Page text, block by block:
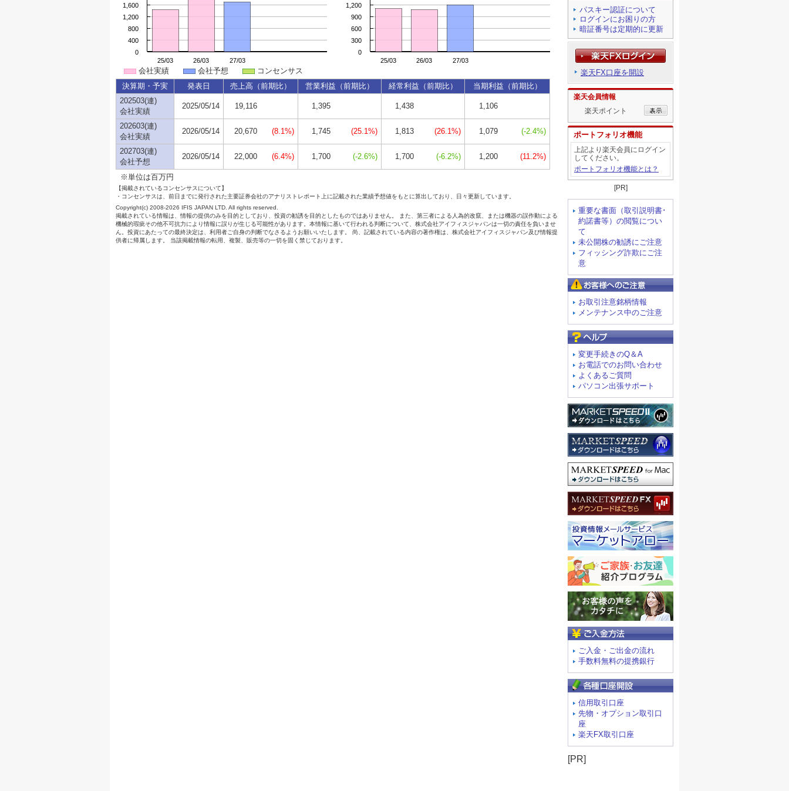
パスキー認証について
ログインにお困りの方
暗証番号は定期的に更新
楽天FX口座を開設
楽天会員情報
楽天ポイント
ポートフォリオ機能
上記より楽天会員にログイン
してください。
ポートフォリオ機能とは？
[PR]
重要な書面（取引説明書･
約諾書等）の閲覧につい
て
未公開株の勧誘にご注意
フィッシング詐欺にご注
意
お取引注意銘柄情報
メンテナンス中のご注意
変更手続きのQ＆A
お電話でのお問い合わせ
よくあるご質問
パソコン出張サポート
ご入金・ご出金の流れ
手数料無料の提携銀行
信用取引口座
先物・オプション取引口
座
楽天FX取引口座
[PR]